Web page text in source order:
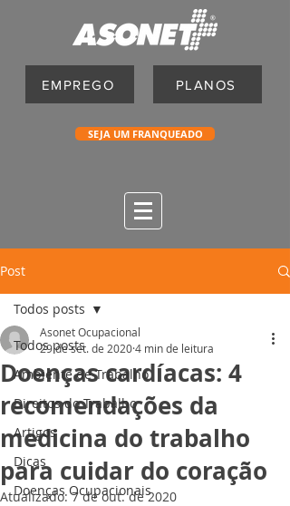
EMPREGO PLANOS
SEJA UM FRANQUEADO
Post
Todos posts
Ambiente de Trabalho
Direitos do Trabalho
Artigos
Dicas
Doenças Ocupacionais
Todos posts
Doenças cardíacas: 4
recomendações da
medicina do trabalho
para cuidar do coração
Asonet Ocupacional
29 de set. de 20204 min de leitura
Atualizado:7 de out. de 2020